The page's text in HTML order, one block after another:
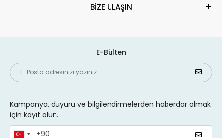
BİZE ULAŞIN
E-Bülten
Kampanya, duyuru ve bilgilendirmelerden haberdar olmak
için kayıt olun.